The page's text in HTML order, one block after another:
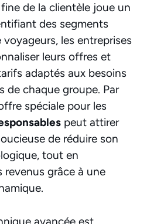
de la clientèle joue un
des segments
les entreprises
leurs offres et
adaptés aux besoins
de chaque groupe. Par
spéciale pour les
peut attirer
de réduire son
tout en
revenus grâce à une
avancée est